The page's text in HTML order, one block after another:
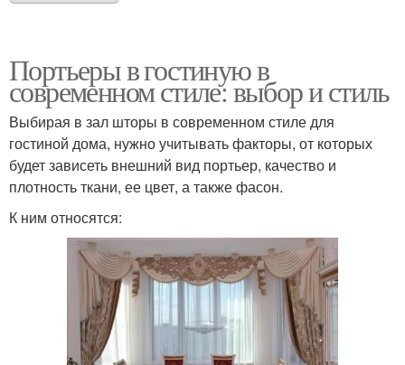
Портьеры в гостиную в
современном стиле: выбор и стиль
Выбирая в зал шторы в современном стиле для
гостиной дома, нужно учитывать факторы, от которых
будет зависеть внешний вид портьер, качество и
плотность ткани, ее цвет, а также фасон.
К ним относятся: